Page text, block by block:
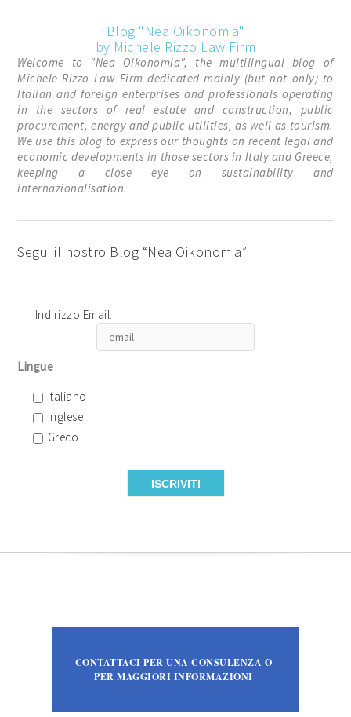
Blog "Nea Oikonomia"
by Michele Rizzo Law Firm
Welcome to "Nea Oikonomia", the multilingual blog of
Michele Rizzo Law Firm dedicated mainly (but not only) to
Italian and foreign enterprises and professionals operating
in the sectors of real estate and construction, public
procurement, energy and public utilities, as well as tourism.
We use this blog to express our thoughts on recent legal and
economic developments in those sectors in Italy and Greece,
keeping a close eye on sustainability and
internazionalisation.
Segui il nostro Blog “Nea Oikonomia”
Indirizzo Email:
Lingue
Italiano
Inglese
Greco
CONTATTACI PER UNA CONSULENZA O
PER MAGGIORI INFORMAZIONI